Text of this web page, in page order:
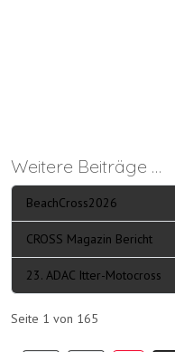
Weitere Beiträge …
BeachCross2026
CROSS Magazin Bericht
23. ADAC Itter-Motocross
Seite 1 von 165